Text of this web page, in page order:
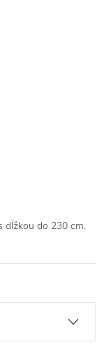
dĺžkou do 230 cm.